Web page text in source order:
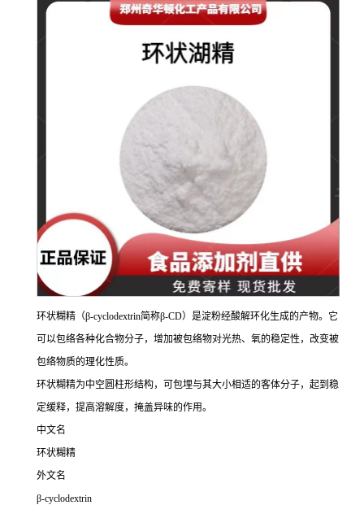
环状糊精（β-cyclodextrin简称β-CD）是淀粉经酸解环化生成的产物。它
可以包络各种化合物分子，增加被包络物对光热、氧的稳定性，改变被
包络物质的理化性质。
环状糊精为中空圆柱形结构，可包埋与其大小相适的客体分子，起到稳
定缓释，提高溶解度，掩盖异味的作用。
中文名
环状糊精
外文名
β-cyclodextrin